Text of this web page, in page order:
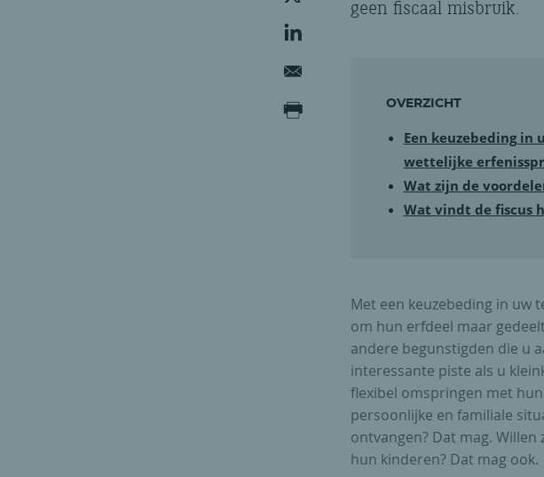
geen fiscaal misbruik.
OVERZICHT
Een keuzebeding in
wettelijke
Wat zijn de
Wat vindt de fiscus
Met een keuzebeding in uw
om hun erfdeel maar
andere begunstigden die u
interessante piste als u
flexibel omspringen met
persoonlijke en familiale
ontvangen? Dat mag.
hun kinderen? Dat mag ook.